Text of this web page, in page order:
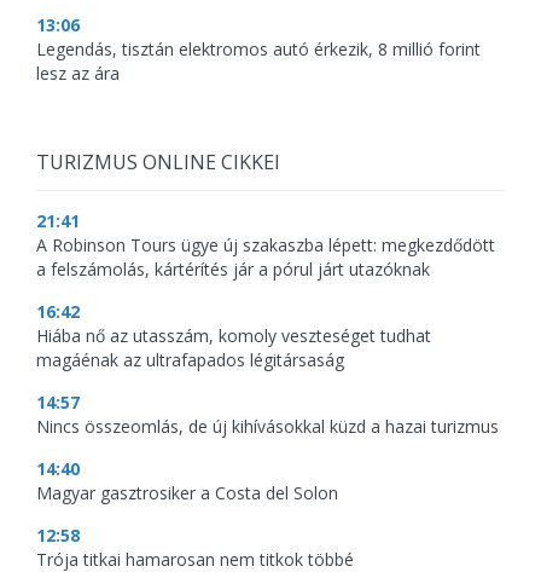
13:06
Legendás, tisztán elektromos autó érkezik, 8 millió forint
lesz az ára
TURIZMUS ONLINE CIKKEI
21:41
A Robinson Tours ügye új szakaszba lépett: megkezdődött
a felszámolás, kártérítés jár a pórul járt utazóknak
16:42
Hiába nő az utasszám, komoly veszteséget tudhat
magáénak az ultrafapados légitársaság
14:57
Nincs összeomlás, de új kihívásokkal küzd a hazai turizmus
14:40
Magyar gasztrosiker a Costa del Solon
12:58
Trója titkai hamarosan nem titkok többé